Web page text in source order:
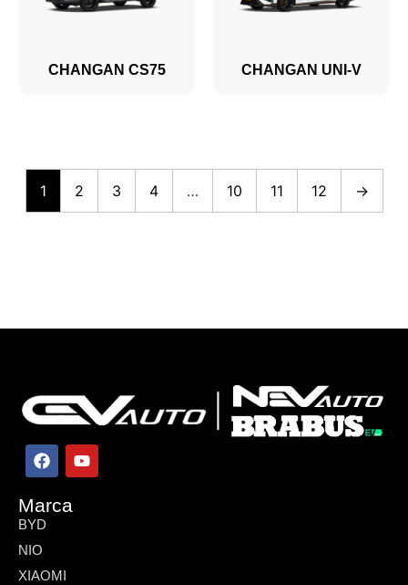
CHANGAN CS75 CHANGAN UNI-V
1 2 3 4 … 10 11 12 →
Marca
BYD
NIO
XIAOMI